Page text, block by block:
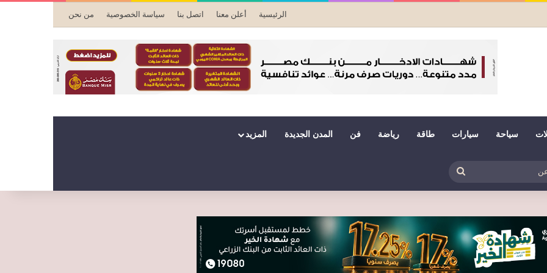
الرئيسية أعلن معنا اتصل بنا سياسة الخصوصية من نحن
سياحة سيارات طاقة رياضة فن المدن الجديدة المزيد
عن